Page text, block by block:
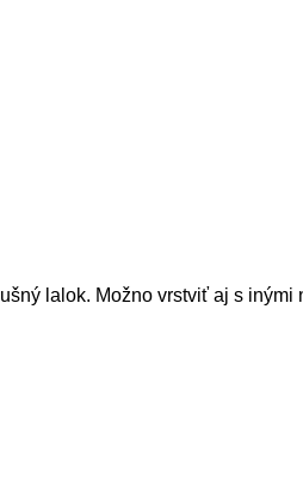
lalok. Možno vrstviť aj s inými